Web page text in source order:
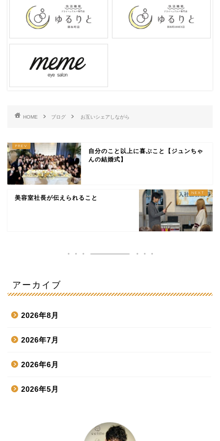
HOME ブログ お互いシェアしながら
自分のこと以上に喜ぶこと【ジュンちゃ
んの結婚式】
美容室社長が伝えられること
アーカイブ
2026年8月
2026年7月
2026年6月
2026年5月